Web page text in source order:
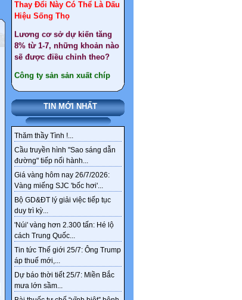
Lương cơ sở dự kiến tăng
8% từ 1-7, những khoản nào
sẽ được điều chỉnh theo?
Công ty sản sản xuất chíp
lớn nhất thế giới muốn lập
cứ điểm tại Việt Nam
Giáo viên nghỉ hưu trước
tuổi : Điều kiện, quyền lợi
như thế nào ?
Gần 30 tấn vàng ở Tây Bắc
chỉ là một phần kho vàng
ngầm tại Việt Nam
Tổng hợp văn bản sát nhập
xã, huyện đến 2030
Chi tiết tên gọi 126 xã,
phường mới ở Hà Nội sau
sắp xếp
Sức khỏe, bài thuốc hay
Ngân hàng ‘khai tử’
nickname tài khoản từ 1/4
Thêm 4 nhóm được hưởng
TIN MỚI NHẤT
Thăm thầy Tình !...
Cầu truyền hình "Sao sáng dẫn
đường" tiếp nối hành...
Giá vàng hôm nay 26/7/2026:
Vàng miếng SJC 'bốc hơi'...
Bộ GD&ĐT lý giải việc tiếp tục
duy trì kỳ...
'Núi' vàng hơn 2.300 tấn: Hé lộ
cách Trung Quốc...
Tin tức Thế giới 25/7: Ông Trump
áp thuế mới,...
Dự báo thời tiết 25/7: Miền Bắc
mưa lớn sầm...